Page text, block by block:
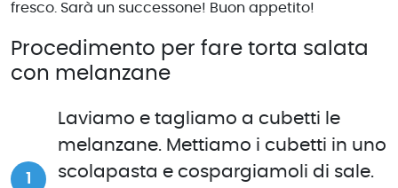
fresco. Sarà un successone! Buon appetito!
Procedimento per fare torta salata
con melanzane
Laviamo e tagliamo a cubetti le
melanzane. Mettiamo i cubetti in uno
scolapasta e cospargiamoli di sale.